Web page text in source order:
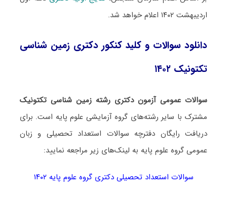
اردیبهشت ۱۴۰۲ اعلام خواهد شد.
دانلود سوالات و کلید کنکور دکتری زمین شناسی
تکتونیک ۱۴۰۲
سوالات عمومی آزمون دکتری رشته زمین شناسی تکتونیک
مشترک با سایر رشته‌های گروه آزمایشی علوم پایه است. برای
دریافت رایگان دفترچه سوالات استعداد تحصیلی و زبان
عمومی گروه علوم پایه به لینک‌های زیر مراجعه نمایید:
سوالات استعداد تحصیلی دکتری گروه علوم پایه ۱۴۰۲